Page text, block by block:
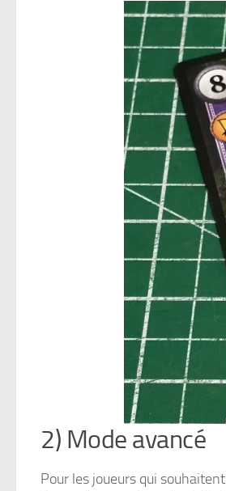
2) Mode avancé
Pour les joueurs qui